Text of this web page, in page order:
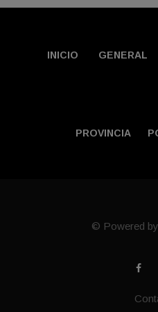
INICIO GENERAL
PROVINCIA
© Powered